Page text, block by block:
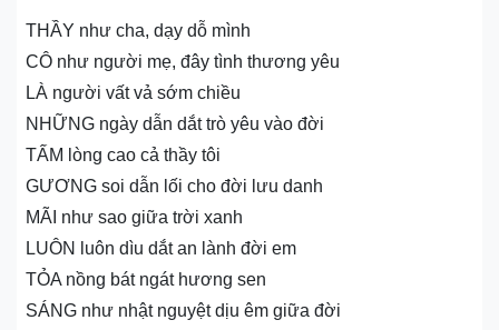
THẦY như cha, dạy dỗ mình
CÔ như người mẹ, đây tình thương yêu
LÀ người vất vả sớm chiều
NHỮNG ngày dẫn dắt trò yêu vào đời
TẤM lòng cao cả thầy tôi
GƯƠNG soi dẫn lối cho đời lưu danh
MÃI như sao giữa trời xanh
LUÔN luôn dìu dắt an lành đời em
TỎA nồng bát ngát hương sen
SÁNG như nhật nguyệt dịu êm giữa đời